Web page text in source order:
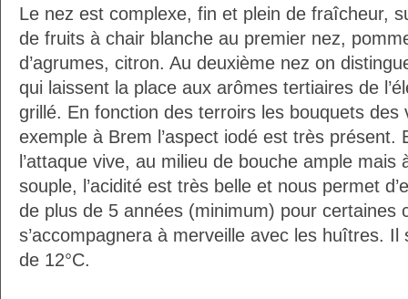
Le nez est complexe, fin et plein de fraîcheur,
de fruits à chair blanche au premier nez,
d’agrumes, citron. Au deuxième nez on
qui laissent la place aux arômes tertiaires de
grillé. En fonction des terroirs les bouquets
exemple à Brem l’aspect iodé est très présent.
l’attaque vive, au milieu de bouche ample
souple, l’acidité est très belle et nous permet
de plus de 5 années (minimum) pour certaines
s’accompagnera à merveille avec les huîtres.
de 12°C.